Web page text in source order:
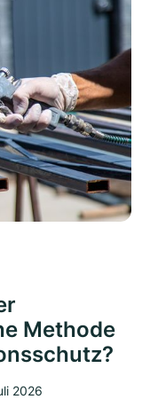
Methode
2026